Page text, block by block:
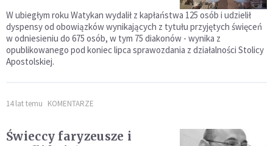
W ubiegłym roku Watykan wydalił z kapłaństwa 125 osób i udzielił
dyspensy od obowiązków wynikających z tytułu przyjętych święceń
w odniesieniu do 675 osób, w tym 75 diakonów - wynika z
opublikowanego pod koniec lipca sprawozdania z działalności Stolicy
Apostolskiej.
14 lat temu KOMENTARZE
Świeccy faryzeusze i